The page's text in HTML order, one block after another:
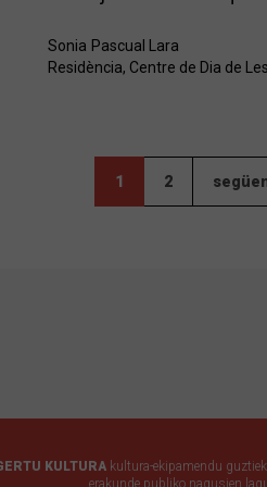
Sonia Pascual Lara
Residència, Centre de Dia de
1 2
KULTURAkultura-ekipamendu guztiek
erakunde publiko nagusien